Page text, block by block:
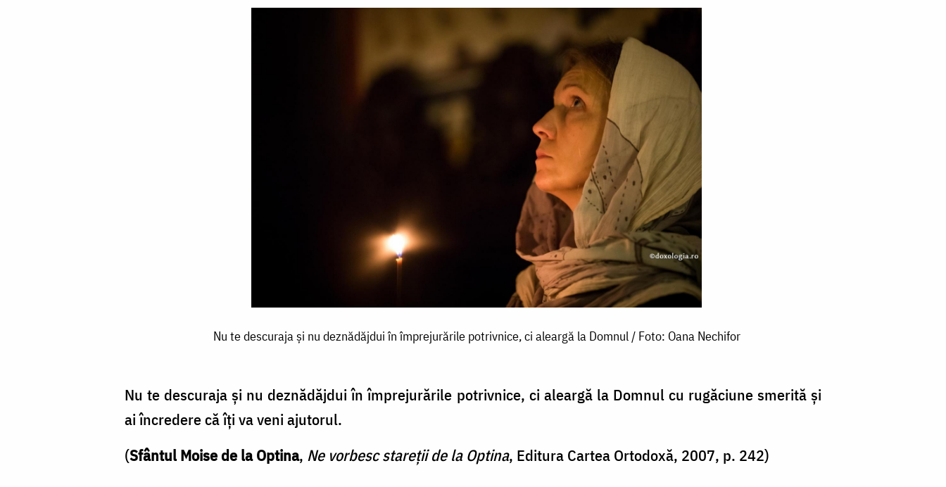
Nu te descuraja și nu deznădăjdui în împrejurările potrivnice, ci aleargă la Domnul / Foto: Oana Nechifor
Nu te descuraja și nu deznădăjdui în împrejurările potrivnice, ci aleargă la Domnul cu rugăciune smerită și
ai încredere că îți va veni ajutorul.
(Sfântul Moise de la Optina, Ne vorbesc stareții de la Optina, Editura Cartea Ortodoxă, 2007, p. 242)